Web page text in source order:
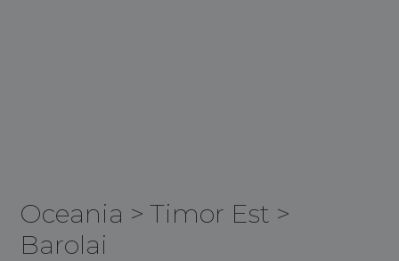
Oceania >Timor Est >
Barolai